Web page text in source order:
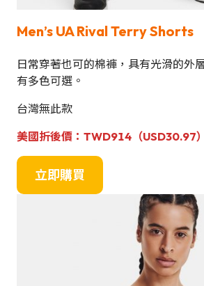
Men’s UA Rival Terry Shorts
日常穿著也可的棉褲，具有光滑的外
有多色可選。
台灣無此款
美國折後價 ：TWD914（USD30.97）
立即購買